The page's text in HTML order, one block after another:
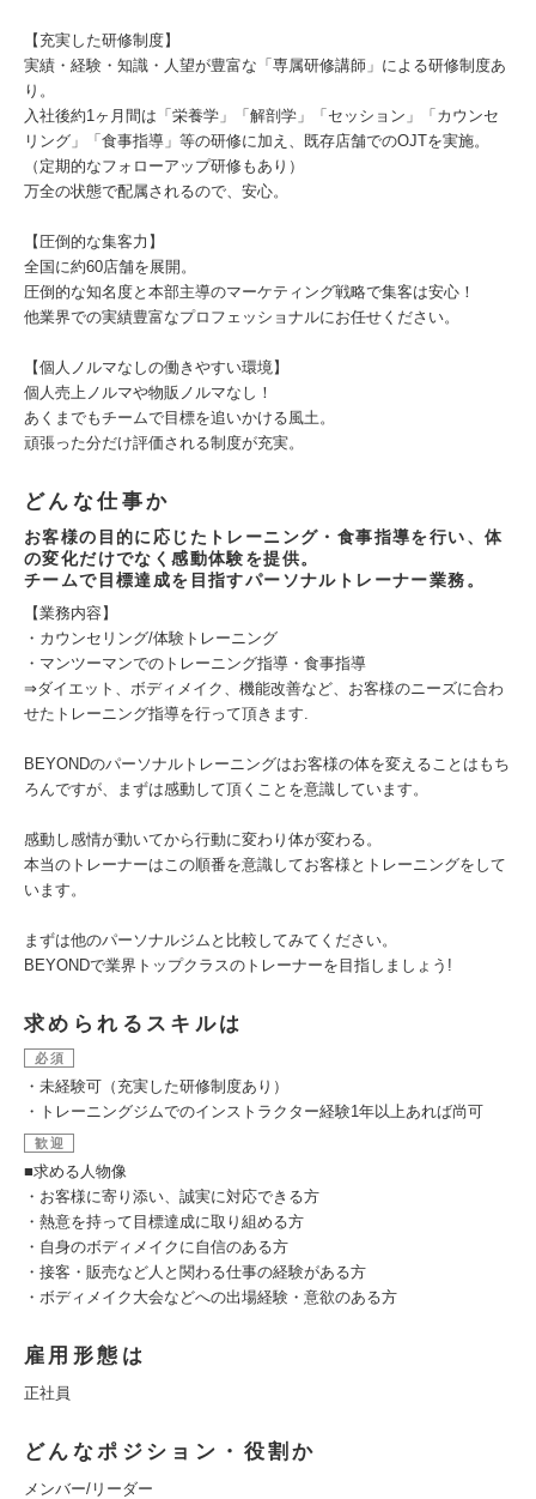
【充実した研修制度】
実績・経験・知識・人望が豊富な「専属研修講師」による研修制度あ
り。
入社後約1ヶ月間は「栄養学」「解剖学」「セッション」「カウンセ
リング」「食事指導」等の研修に加え、既存店舗でのOJTを実施。
（定期的なフォローアップ研修もあり）
万全の状態で配属されるので、安心。
【圧倒的な集客力】
全国に約60店舗を展開。
圧倒的な知名度と本部主導のマーケティング戦略で集客は安心！
他業界での実績豊富なプロフェッショナルにお任せください。
【個人ノルマなしの働きやすい環境】
個人売上ノルマや物販ノルマなし！
あくまでもチームで目標を追いかける風土。
頑張った分だけ評価される制度が充実。
どんな仕事か
お客様の目的に応じたトレーニング・食事指導を行い、体
の変化だけでなく感動体験を提供。
チームで目標達成を目指すパーソナルトレーナー業務。
【業務内容】
・カウンセリング/体験トレーニング
・マンツーマンでのトレーニング指導・食事指導
⇒ダイエット、ボディメイク、機能改善など、お客様のニーズに合わ
せたトレーニング指導を行って頂きます.
BEYONDのパーソナルトレーニングはお客様の体を変えることはもち
ろんですが、まずは感動して頂くことを意識しています。
感動し感情が動いてから行動に変わり体が変わる。
本当のトレーナーはこの順番を意識してお客様とトレーニングをして
います。
まずは他のパーソナルジムと比較してみてください。
BEYONDで業界トップクラスのトレーナーを目指しましょう!
求められるスキルは
必須
・未経験可（充実した研修制度あり）
・トレーニングジムでのインストラクター経験1年以上あれば尚可
歓迎
■求める人物像
・お客様に寄り添い、誠実に対応できる方
・熱意を持って目標達成に取り組める方
・自身のボディメイクに自信のある方
・接客・販売など人と関わる仕事の経験がある方
・ボディメイク大会などへの出場経験・意欲のある方
雇用形態は
正社員
どんなポジション・役割か
メンバー/リーダー